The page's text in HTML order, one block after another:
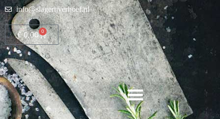
info@slagerijverhoef.nl
€0,00 0